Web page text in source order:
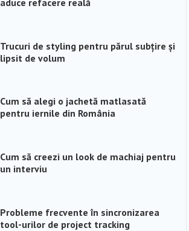
aduce refacere reală
Trucuri de styling pentru părul subțire și
lipsit de volum
Cum să alegi o jachetă matlasată
pentru iernile din România
Cum să creezi un look de machiaj pentru
un interviu
Probleme frecvente în sincronizarea
tool-urilor de project tracking